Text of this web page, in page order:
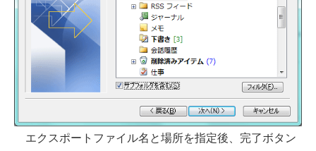
エクスポートファイル名と場所を指定後、完了ボタン